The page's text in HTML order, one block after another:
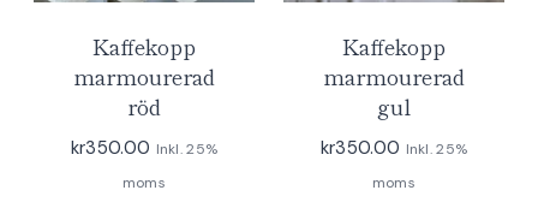
Kaffekopp
marmourerad
röd
kr350.00 Inkl. 25%
moms
Kaffekopp
marmourerad
gul
kr350.00 Inkl. 25%
moms